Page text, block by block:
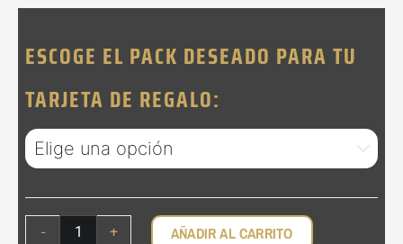
60,00 €
hasta
ESCOGE EL PACK DESEADO PARA TU
TARJETA DE REGALO:
-
TARJETA
REGALO
DE
SESIÓN
FOTOGRÁFICA
CANTIDAD
+ AÑADIR AL CARRITO